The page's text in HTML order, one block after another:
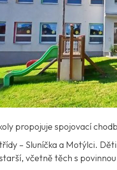
propojuje spojovací
– Sluníčka a Motýlci.
včetně těch s